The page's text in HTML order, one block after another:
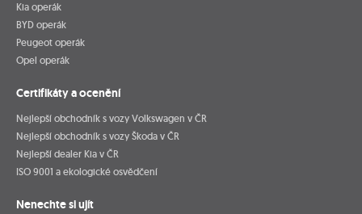
Kia operák
BYD operák
Peugeot operák
Opel operák
Certifikáty a ocenění
Nejlepší obchodník s vozy Volkswagen v ČR
Nejlepší obchodník s vozy Škoda v ČR
Nejlepší dealer Kia v ČR
ISO 9001 a ekologické osvědčení
Nenechte si ujít